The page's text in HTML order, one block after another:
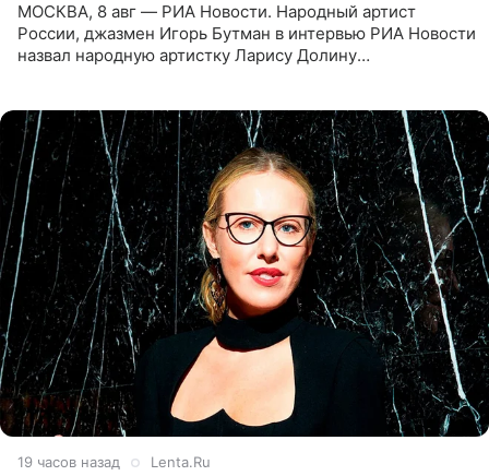
МОСКВА, 8 авг — РИА Новости. Народный артист
России, джазмен Игорь Бутман в интервью РИА Новости
назвал народную артистку Ларису Долину
19 часов назад Lenta.Ru